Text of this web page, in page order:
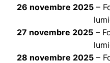
26 novembre 2025–
27 novembre 2025 –
28 novembre 2025–